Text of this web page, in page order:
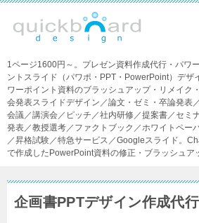
1ページ1600円～。プレゼン資料作成代行・パワ
ントスライド（パワポ・PPT・PowerPoint）デザ
ワーポイント資料のブラッシュアップ・リメイク
会発表スライドデザイン／論文・ゼミ・卒論発表
会議／講演会／ピッチ／社内研修／提案書／セミ
発表／教授選考／ファクトブック／ホワイトペー
／昇格試験／特急サービス／Googleスライド。
で作成したPowerPoint資料の修正・ブラッシュア
企画書PPTデザイン作成代行